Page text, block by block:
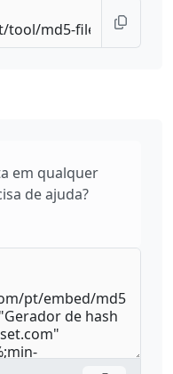
em qualquer
de ajuda?